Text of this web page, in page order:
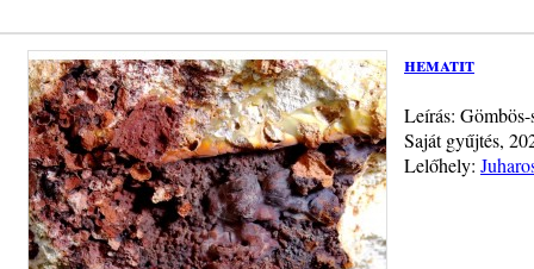
hematit
Leírás:
Saját gyűjtés,
Lelőhely: